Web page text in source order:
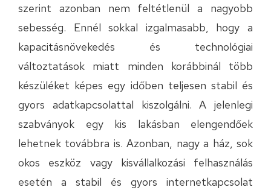
szerint azonban nem feltétlenül a nagyobb
sebesség. Ennél sokkal izgalmasabb, hogy a
kapacitásnövekedés és technológiai
változtatások miatt minden korábbinál több
készüléket képes egy időben teljesen stabil és
gyors adatkapcsolattal kiszolgálni. A jelenlegi
szabványok egy kis lakásban elengendőek
lehetnek továbbra is. Azonban, nagy a ház, sok
okos eszköz vagy kisvállalkozási felhasználás
esetén a stabil és gyors internetkapcsolat